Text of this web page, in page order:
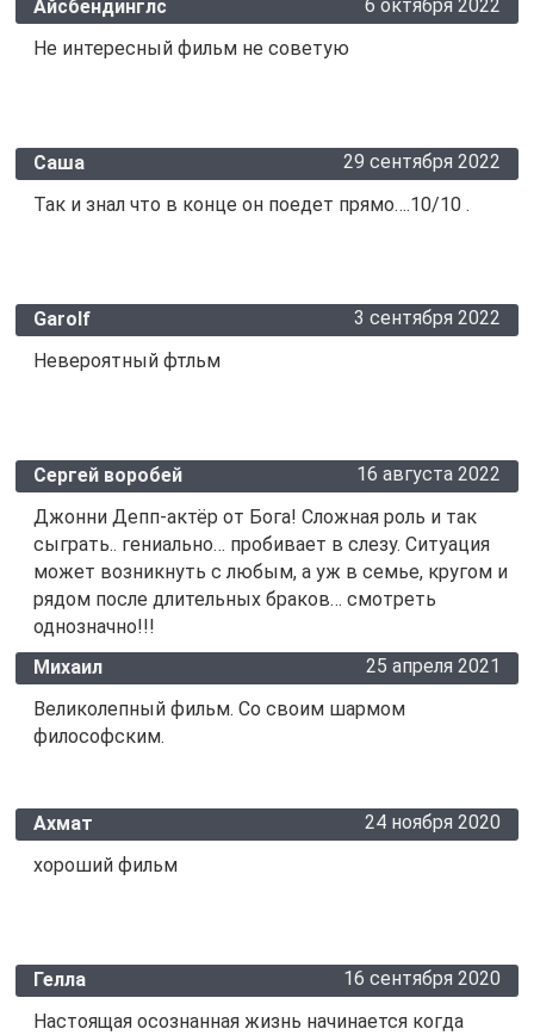
Айсбендинглс
6 октября 2022
Не интересный фильм не советую
Саша
29 сентября 2022
Так и знал что в конце он поедет прямо….10/10 .
Garolf
3 сентября 2022
Невероятный фтльм
Сергей воробей
16 августа 2022
Джонни Депп-актёр от Бога! Сложная роль и так
сыграть.. гениально… пробивает в слезу. Ситуация
может возникнуть с любым, а уж в семье, кругом и
рядом после длительных браков… смотреть
однозначно!!!
Михаил
25 апреля 2021
Великолепный фильм. Со своим шармом
философским.
Ахмат
24 ноября 2020
хороший фильм
Гелла
16 сентября 2020
Настоящая осознанная жизнь начинается когда